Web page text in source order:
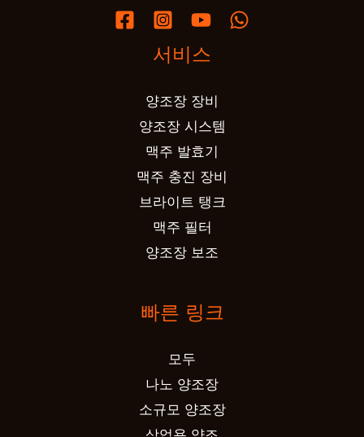
서비스
양조장 장비
양조장 시스템
맥주 발효기
맥주 충진 장비
브라이트 탱크
맥주 필터
양조장 보조
빠른 링크
모두
나노 양조장
소규모 양조장